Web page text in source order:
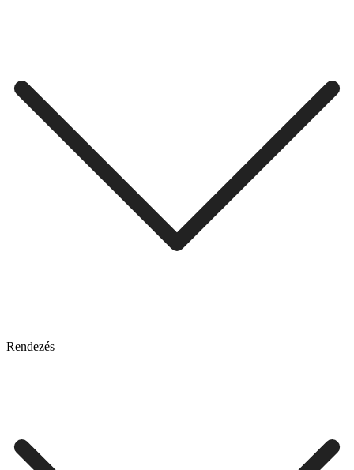
Rendezés